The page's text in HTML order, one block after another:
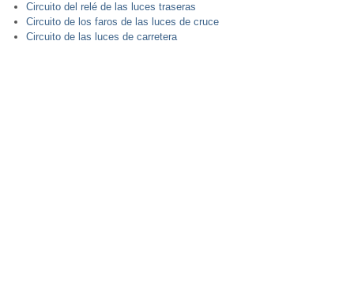
Circuito del relé de las luces traseras
Circuito de los faros de las luces de cruce
Circuito de las luces de carretera